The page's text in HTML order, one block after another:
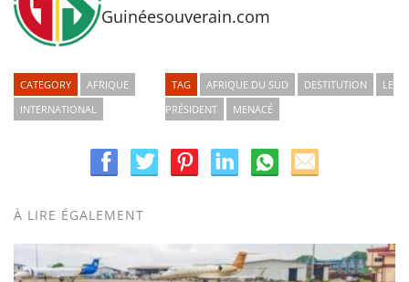
Guinéesouverain.com
CATEGORY
AFRIQUE
INTERNATIONAL
TAG AFRIQUE DU SUD DESTITUTION
LE
PRÉSIDENT
MENACÉ
À LIRE ÉGALEMENT